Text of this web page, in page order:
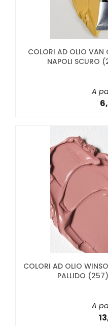
COLORI AD OLIO VAN
NAPOLI SCURO
A
COLORI AD OLIO
PALLIDO
A